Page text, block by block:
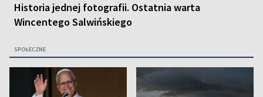
Historia jednej fotografii. Ostatnia warta
Wincentego Salwińskiego
SPOŁECZNE